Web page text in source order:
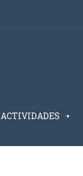
ACTIVIDADES